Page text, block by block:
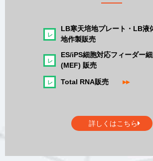
LB寒天培地プレート・LB液
地作製販売
ES/iPS細胞対応フィーダー
(MEF) 販売
Total RNA販売▸▸
詳しくはこちら